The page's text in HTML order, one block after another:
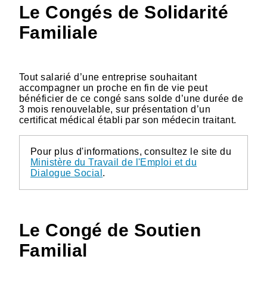
Le Congés de Solidarité
Familiale
Tout salarié d’une entreprise souhaitant
accompagner un proche en fin de vie peut
bénéficier de ce congé sans solde d’une durée de
3 mois renouvelable, sur présentation d’un
certificat médical établi par son médecin traitant.
Pour plus d'informations, consultez le site du
Ministère du Travail de l'Emploi et du
Dialogue Social .
Le Congé de Soutien
Familial